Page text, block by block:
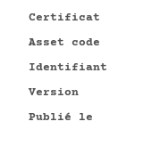
Certificat
Asset code
Identifiant
Version
Publié le